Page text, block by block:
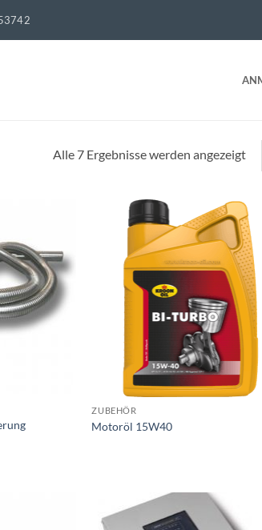
Alle 7 Ergebnisse werden angezeigt
Toevoegen
aan
wenslijst
aan
ZUBEHÖR
Motoröl 15W40